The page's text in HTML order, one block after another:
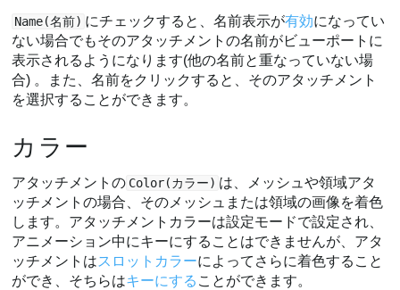
Name(名前) にチェックすると、名前表示が有効になってい
ない場合でもそのアタッチメントの名前がビューポートに
表示されるようになります(他の名前と重なっていない場
合) 。また、名前をクリックすると、そのアタッチメント
を選択することができます。
カラー
アタッチメントの Color(カラー) は、メッシュや領域アタ
ッチメントの場合、そのメッシュまたは領域の画像を着色
します。アタッチメントカラーは設定モードで設定され、
アニメーション中にキーにすることはできませんが、アタ
ッチメントはスロットカラーによってさらに着色すること
ができ、そちらはキーにする ことができます。